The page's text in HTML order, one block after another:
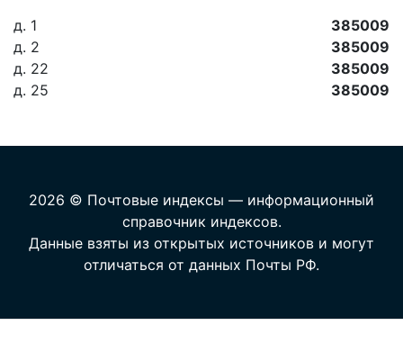
д. 1
385009
д. 2
385009
д. 22
385009
д. 25
385009
2026 © Почтовые индексы — информационный
справочник индексов.
Данные взяты из открытых источников и могут
отличаться от данных Почты РФ.